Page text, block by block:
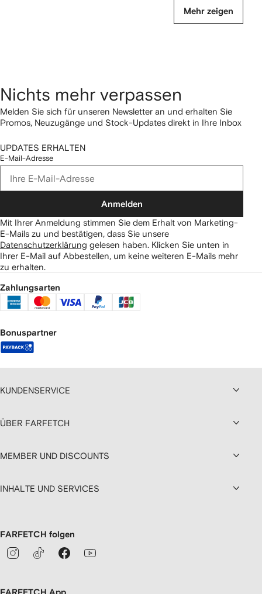
Mehr zeigen
Nichts mehr verpassen
Melden Sie sich für unseren Newsletter an und erhalten Sie
Promos, Neuzugänge und Stock-Updates direkt in Ihre Inbox
UPDATES ERHALTEN
E-Mail-Adresse
Anmelden
Mit Ihrer Anmeldung stimmen Sie dem Erhalt von Marketing-
E-Mails zu und bestätigen, dass Sie unsere
Datenschutzerklärung gelesen haben. Klicken Sie unten in
Ihrer E-Mail auf Abbestellen, um keine weiteren E-Mails mehr
zu erhalten.
Zahlungsarten
Bonuspartner
KUNDENSERVICE
ÜBER FARFETCH
MEMBER UND DISCOUNTS
INHALTE UND SERVICES
FARFETCH folgen